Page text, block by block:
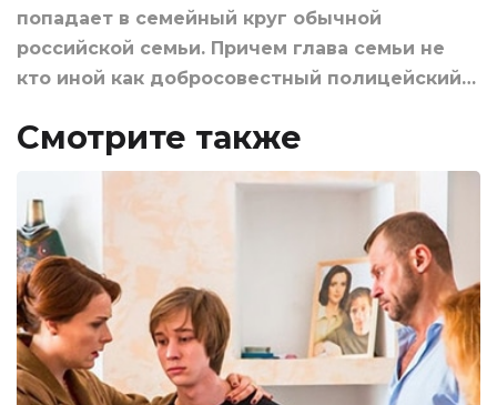
попадает в семейный круг обычной
российской семьи. Причем глава семьи не
кто иной как добросовестный полицейский…
Смотрите также